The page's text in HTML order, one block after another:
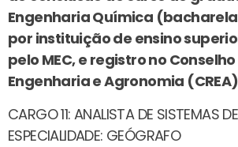
Engenharia Química
por instituição de ensino
pelo MEC, e registro no
Engenharia e Agronomia
CARGO 11: ANALISTA DE SISTEMAS
ESPECIALIDADE: GEÓGRAFO